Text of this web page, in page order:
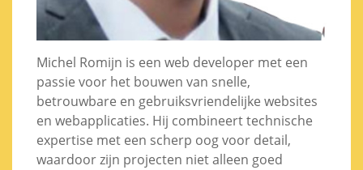
Michel Romijn is een web developer met een
passie voor het bouwen van snelle,
betrouwbare en gebruiksvriendelijke websites
en webapplicaties. Hij combineert technische
expertise met een scherp oog voor detail,
waardoor zijn projecten niet alleen goed